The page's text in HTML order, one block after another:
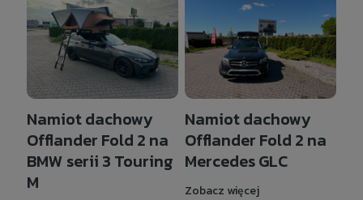
Namiot dachowy
Offlander Fold 2 na
BMW serii 3 Touring
M
Namiot dachowy
Offlander Fold 2 na
Mercedes GLC
Zobacz więcej